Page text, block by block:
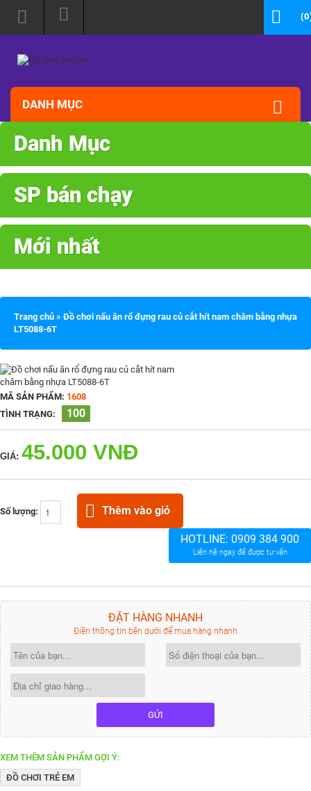
DANH MỤC
Danh Mục
SP bán chạy
Mới nhất
Trang chủ »Đồ chơi nấu ăn rổ đựng rau củ cắt hít nam châm bằng nhựa
LT5088-6T
MÃ SẢN PHẨM: 1608
TÌNH TRẠNG:
100
GIÁ: 45.000 VNĐ
Số lượng: Thêm vào giỏ
HOTLINE: 0909 384 900
Liên hệ ngay để được tư vấn
ĐẶT HÀNG NHANH
Điền thông tin bên dưới để mua hàng nhanh
GỬI
XEM THÊM SẢN PHẨM GỢI Ý:
ĐỒ CHƠI TRẺ EM